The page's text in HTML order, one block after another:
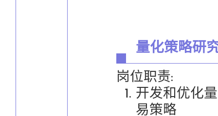
量化策略研
岗位职责:
开发和优化
易策略